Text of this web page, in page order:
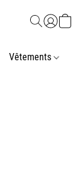
Vêtements